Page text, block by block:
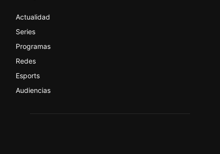
Actualidad
Series
Programas
Redes
Esports
Audiencias